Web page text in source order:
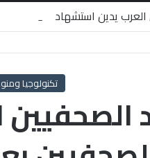
العرب يدين استشهاد
تكنولوجيا